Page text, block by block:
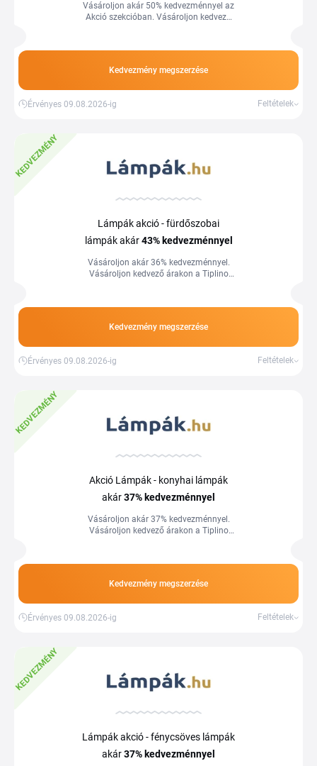
Vásároljon akár 50% kedvezménnyel az
Akció szekcióban. Vásároljon kedvező
Kedvezmény megszerzése
Érvényes 09.08.2026-ig Feltételek
KEDVEZMÉNY
Lámpák akció - fürdőszobai
lámpák akár43% kedvezménnyel
Vásároljon akár 36% kedvezménnyel.
Vásároljon kedvező árakon a Tiplino
Kedvezmény megszerzése
Érvényes 09.08.2026-ig Feltételek
KEDVEZMÉNY
Akció Lámpák - konyhai lámpák
akár37% kedvezménnyel
Vásároljon akár 37% kedvezménnyel.
Vásároljon kedvező árakon a Tiplino
Kedvezmény megszerzése
Érvényes 09.08.2026-ig Feltételek
KEDVEZMÉNY
Lámpák akció - fénycsöves lámpák
akár37% kedvezménnyel